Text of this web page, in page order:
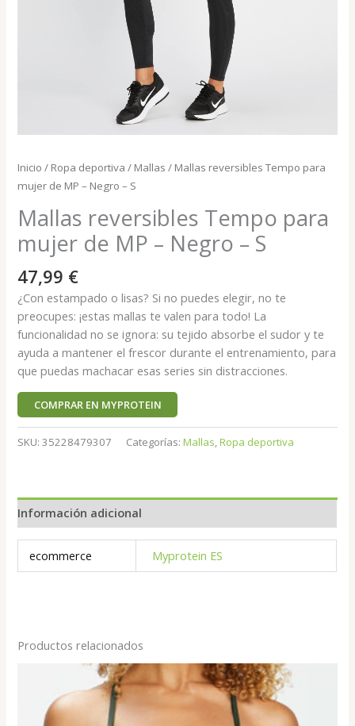
Inicio / Ropa deportiva / Mallas / Mallas reversibles Tempo para
mujer de MP – Negro – S
Mallas reversibles Tempo para
mujer de MP – Negro – S
47,99 €
¿Con estampado o lisas? Si no puedes elegir, no te
preocupes: ¡estas mallas te valen para todo! La
funcionalidad no se ignora: su tejido absorbe el sudor y te
ayuda a mantener el frescor durante el entrenamiento, para
que puedas machacar esas series sin distracciones.
COMPRAR EN MYPROTEIN
SKU:35228479307 Categorías:Mallas,Ropa deportiva
Información adicional
ecommerce Myprotein ES
Productos relacionados